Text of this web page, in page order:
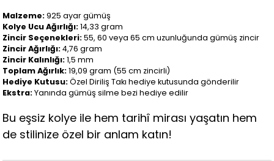
Malzeme:925 ayar gümüş
Kolye Ucu Ağırlığı:14,33 gram
Zincir Seçenekleri:55, 60 veya 65 cm uzunluğunda gümüş zincir
Zincir Ağırlığı:4,76 gram
Zincir Kalınlığı:1,5 mm
Toplam Ağırlık:19,09 gram (55 cm zincirli)
Hediye Kutusu:Özel Diriliş Takı hediye kutusunda gönderilir
Ekstra:Yanında gümüş silme bezi hediye edilir
Bu eşsiz kolye ile hem tarihî mirası yaşatın hem
de stilinize özel bir anlam katın!